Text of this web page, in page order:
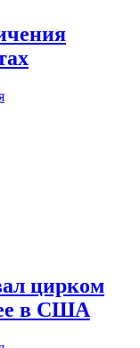
цирком
в США